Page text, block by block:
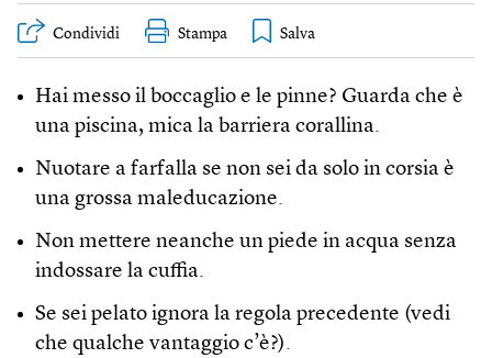
Condividi Stampa
Hai messo il boccaglio e le pinne? Guarda che è
una piscina, mica la barriera corallina.
Nuotare a farfalla se non sei da solo in corsia è
una grossa maleducazione.
Non mettere neanche un piede in acqua senza
indossare la cuffia.
Se sei pelato ignora la regola precedente (vedi
che qualche vantaggio c’è?).